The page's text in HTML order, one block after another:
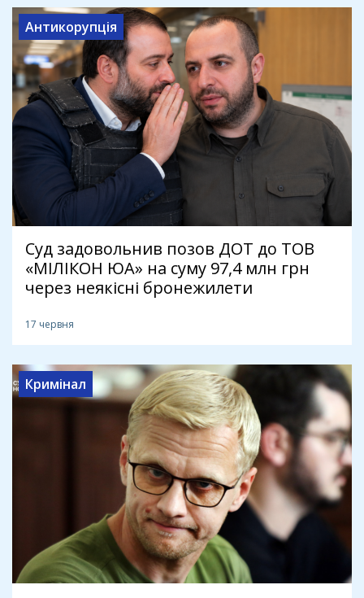
Антикорупція
Суд задовольнив позов ДОТ до ТОВ
«МІЛІКОН ЮА» на суму 97,4 млн грн
через неякісні бронежилети
17 червня
Кримінал